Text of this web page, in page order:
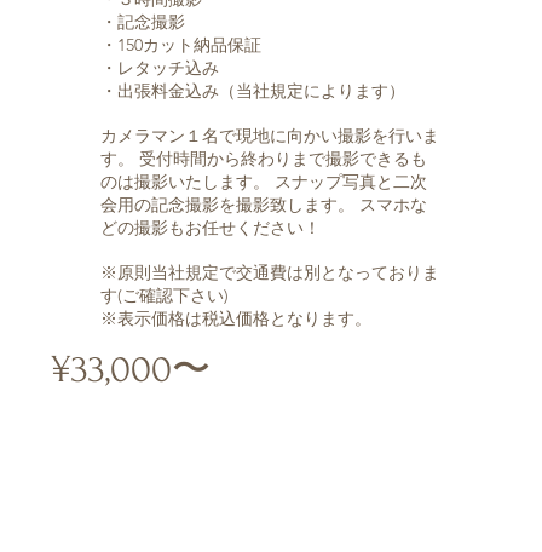
・記念撮影
・150カット納品保証
・レタッチ込み
・出張料金込み（当社規定によります）
カメラマン１名で現地に向かい撮影を行いま
す。 受付時間から終わりまで撮影できるも
のは撮影いたします。 スナップ写真と二次
会用の記念撮影を撮影致します。 スマホな
どの撮影もお任せください！
※原則当社規定で交通費は別となっておりま
す(ご確認下さい)
※表示価格は税込価格となります。
¥33,000〜